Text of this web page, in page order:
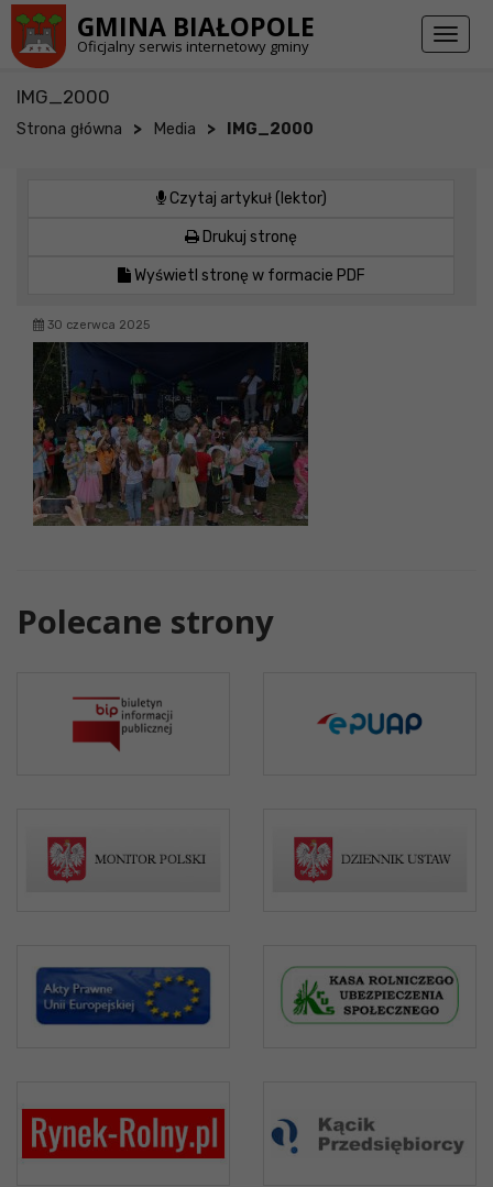
GMINA BIAŁOPOLE
Oficjalny serwis internetowy gminy
Toggle
IMG_2000
Strona główna > Media > IMG_2000
Czytaj artykuł (lektor)
Drukuj stronę
Wyświetl stronę w formacie PDF
30 czerwca 2025
Polecane strony